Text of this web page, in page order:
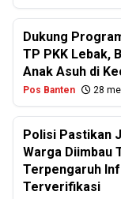
Dukung
TP PKK Lebak,
Anak Asuh di
Pos Banten 28
Polisi Pastikan
Warga Diimbau
Terpengaruh
Terverifikasi